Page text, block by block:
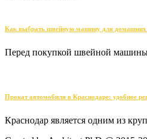
Как выбрать швейную машину для домашних
Перед покупкой швейной
Прокат автомобиля в Краснодаре: удобное
Краснодар является одним из